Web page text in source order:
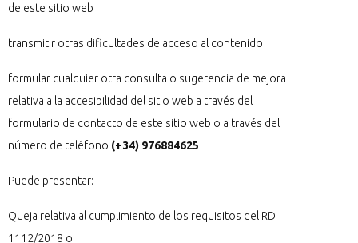
de este sitio web
transmitir otras dificultades de acceso al contenido
formular cualquier otra consulta o sugerencia de mejora
relativa a la accesibilidad del sitio web a través del
formulario de contacto de este sitio web o a través del
número de teléfono (+34) 976884625
Puede presentar:
Queja relativa al cumplimiento de los requisitos del RD
1112/2018 o